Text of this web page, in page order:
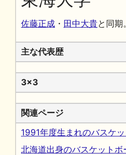
佐藤正成 ・ 田中大貴と同期。
主な代表歴
3x3
関連ページ
1991年度生まれのバスケ
北海道出身のバスケットボ